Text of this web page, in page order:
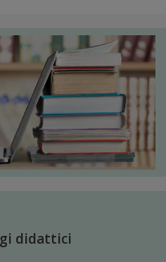
didattici